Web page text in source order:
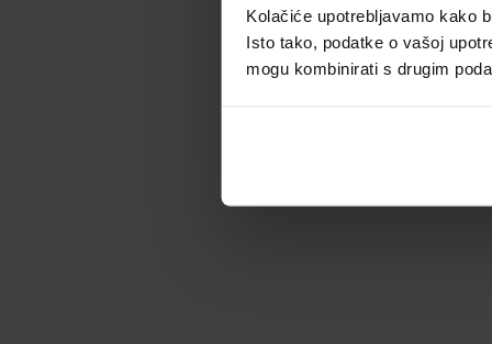
Kolačiće upotrebljavamo kako
Isto tako, podatke o vašoj
mogu kombinirati s drugim